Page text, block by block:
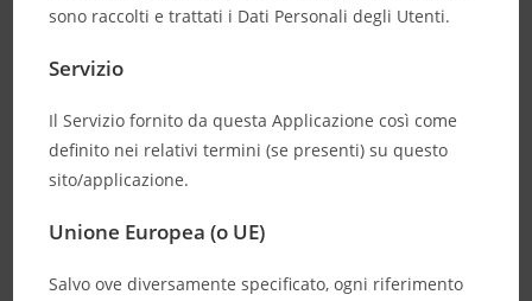
sono raccolti e trattati i Dati Personali degli Utenti.
Servizio
Il Servizio fornito da questa Applicazione così come
definito nei relativi termini (se presenti) su questo
sito/applicazione.
Unione Europea (o UE)
Salvo ove diversamente specificato, ogni riferimento